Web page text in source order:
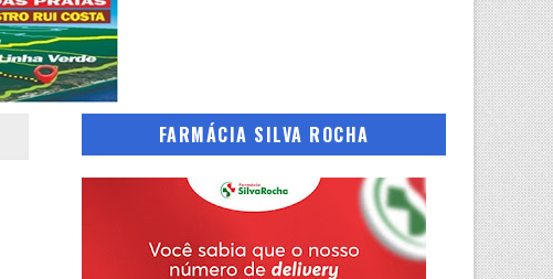
FARMÁCIA SILVA ROCHA